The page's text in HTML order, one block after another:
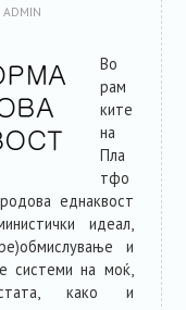
ADMIN
Во
рам
ките
на
Пла
тфо
еднаквост
идеал,
и
системи на моќ,
како и